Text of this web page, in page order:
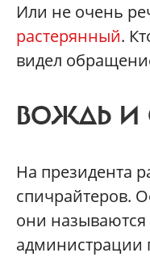
Или не очень
растерянный.
видел
ВОЖДЬ И
На президента
спичрайтеров.
они
администрации